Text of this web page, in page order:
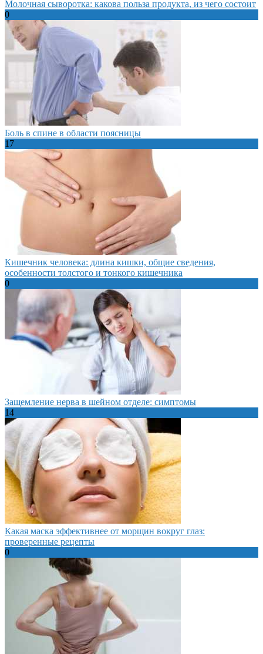
Молочная сыворотка: какова польза продукта, из чего состоит
0
Боль в спине в области поясницы
17
Кишечник человека: длина кишки, общие сведения,
особенности толстого и тонкого кишечника
0
Защемление нерва в шейном отделе: симптомы
14
Какая маска эффективнее от морщин вокруг глаз:
проверенные рецепты
0